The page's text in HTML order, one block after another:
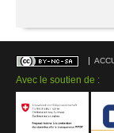
Avec le soutien de :